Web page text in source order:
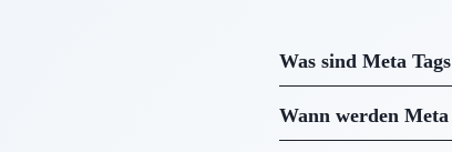
Was sind Meta
Wann werden Meta